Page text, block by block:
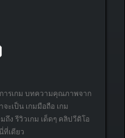
ารเกม บทความคุณภาพจาก
ะเป็น เกมมือถือ เกม
ถึง รีวิวเกม เด็ดๆ คลิปวีดิโอ
ที่เดียว